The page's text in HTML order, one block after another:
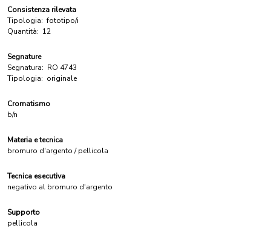
Consistenza rilevata
Tipologia: fototipo/i
Quantità: 12
Segnature
Segnatura: RO 4743
Tipologia: originale
Cromatismo
b/n
Materia e tecnica
bromuro d'argento / pellicola
Tecnica esecutiva
negativo al bromuro d'argento
Supporto
pellicola